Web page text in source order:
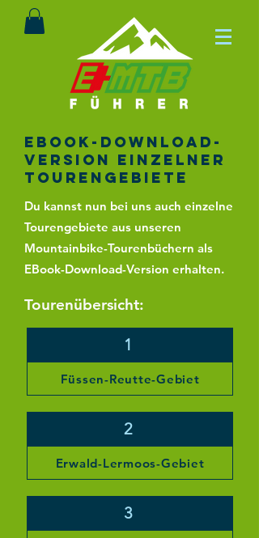
EBook-Download-
Version einzelner
Tourengebiete
Du kannst nun bei uns auch einzelne
Tourengebiete aus unseren
Mountainbike-Tourenbüchern als
EBook-Download-Version erhalten.
Tourenübersicht:
1
Füssen-Reutte-Gebiet
2
Erwald-Lermoos-Gebiet
3